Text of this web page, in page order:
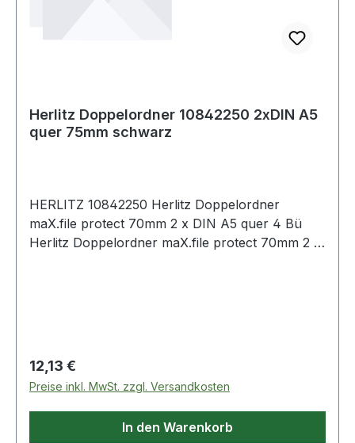
Herlitz Doppelordner 10842250 2xDIN A5
quer 75mm schwarz
HERLITZ 10842250 Herlitz Doppelordner
maX.file protect 70mm 2 x DIN A5 quer 4 Bü
Herlitz Doppelordner maX.file protect 70mm 2 x
Regulärer Preis:
12,13 €
Preise inkl. MwSt. zzgl. Versandkosten
In den Warenkorb